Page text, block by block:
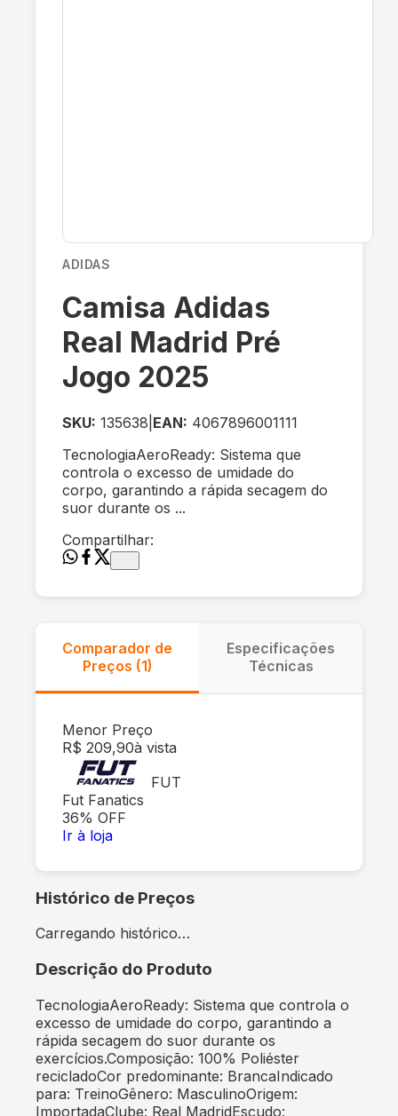
ADIDAS
Camisa Adidas
Real Madrid Pré
Jogo 2025
SKU: 135638 EAN: 4067896001111
TecnologiaAeroReady: Sistema que
controla o excesso de umidade do
corpo, garantindo a rápida secagem do
suor durante os ...
Compartilhar:
Comparador de
Preços (1)
Especificações
Técnicas
Menor Preço
R$ 209,90à vista
FUT
Fut Fanatics
36% OFF
Ir à loja
Histórico de Preços
Carregando histórico…
Descrição do Produto
TecnologiaAeroReady: Sistema que controla o
excesso de umidade do corpo, garantindo a
rápida secagem do suor durante os
exercícios.Composição: 100% Poliéster
recicladoCor predominante: BrancaIndicado
para: TreinoGênero: MasculinoOrigem:
ImportadaClube: Real MadridEscudo: